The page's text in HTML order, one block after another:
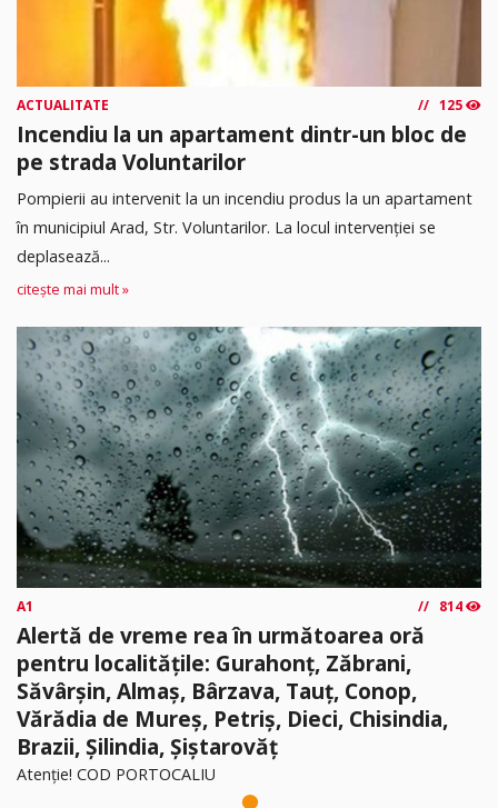
ACTUALITATE 125
Incendiu la un apartament dintr-un bloc de
pe strada Voluntarilor
Pompierii au intervenit la un incendiu produs la un apartament
în municipiul Arad, Str. Voluntarilor. La locul intervenției se
deplasează...
citește mai mult »
A1 814
Alertă de vreme rea în următoarea oră
pentru localitățile: Gurahonț, Zăbrani,
Săvârșin, Almaș, Bârzava, Tauț, Conop,
Vărădia de Mureș, Petriș, Dieci, Chisindia,
Brazii, Șilindia, Șiștarovăț
Atenție! COD PORTOCALIU